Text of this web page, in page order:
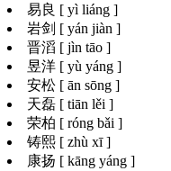
易良 [ yì liáng ]
岩剑 [ yán jiàn ]
晋滔 [ jìn tāo ]
昱洋 [ yù yáng ]
安松 [ ān sōng ]
天磊 [ tiān lěi ]
荣柏 [ róng bǎi ]
铸熙 [ zhù xī ]
康扬 [ kāng yáng ]